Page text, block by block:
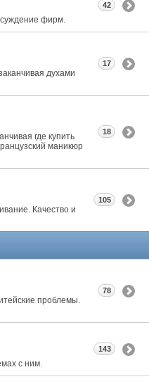
фирм.
42
духами
17
где купить
маникюр
18
Качество и
105
проблемы.
78
с ним.
143